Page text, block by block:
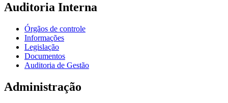
Auditoria Interna
Órgãos de controle
Informações
Legislação
Documentos
Auditoria de Gestão
Administração